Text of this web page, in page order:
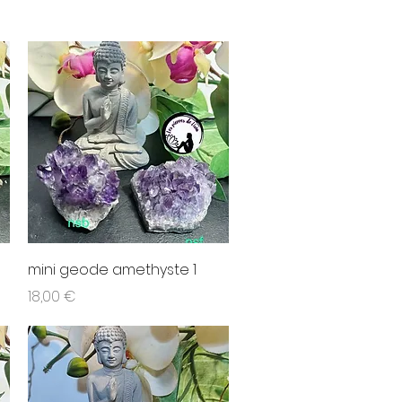
Aperçu rapide
mini geode amethyste 1
Prix
18,00 €